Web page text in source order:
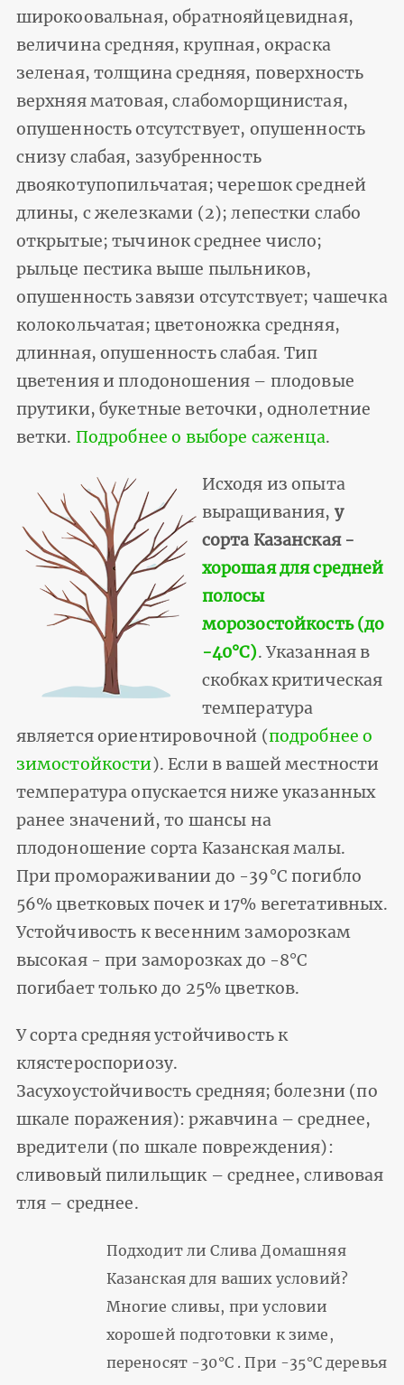
широкоовальная, обратнояйцевидная,
величина средняя, крупная, окраска
зеленая, толщина средняя, поверхность
верхняя матовая, слабоморщинистая,
опушенность отсутствует, опушенность
снизу слабая, зазубренность
двоякотупопильчатая; черешок средней
длины, с железками (2); лепестки слабо
открытые; тычинок среднее число;
рыльце пестика выше пыльников,
опушенность завязи отсутствует; чашечка
колокольчатая; цветоножка средняя,
длинная, опушенность слабая. Тип
цветения и плодоношения – плодовые
прутики, букетные веточки, однолетние
ветки. Подробнее о выборе саженца.
Исходя из опыта
выращивания, у
сорта Казанская -
хорошая для средней
полосы
морозостойкость (до
-40°С). Указанная в
скобках критическая
температура
является ориентировочной (подробнее о
зимостойкости). Если в вашей местности
температура опускается ниже указанных
ранее значений, то шансы на
плодоношение сорта Казанская малы.
При промораживании до -39°С погибло
56% цветковых почек и 17% вегетативных.
Устойчивость к весенним заморозкам
высокая - при заморозках до -8°С
погибает только до 25% цветков.
У сорта средняя устойчивость к
клястероспориозу.
Засухоустойчивость средняя; болезни (по
шкале поражения): ржавчина – среднее,
вредители (по шкале повреждения):
сливовый пилильщик – среднее, сливовая
тля – среднее.
Подходит ли Слива Домашняя
Казанская для ваших условий?
Многие сливы, при условии
хорошей подготовки к зиме,
переносят -30°С . При -35°С деревья